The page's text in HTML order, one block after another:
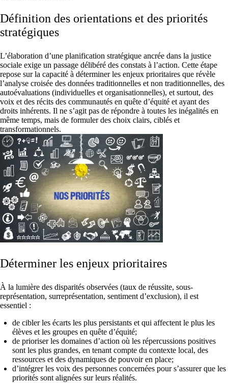
Définition des orientations et des priorités
stratégiques
L’élaboration d’une planification stratégique ancrée dans la justice
sociale exige un passage délibéré des constats à l’action. Cette étape
repose sur la capacité à déterminer les enjeux prioritaires que révèle
l’analyse croisée des données traditionnelles et non traditionnelles, des
autoévaluations (individuelles et organisationnelles), et surtout, des
voix et des récits des communautés en quête d’équité et ayant des
droits inhérents. Il ne s’agit pas de répondre à toutes les inégalités en
même temps, mais de formuler des choix clairs, ciblés et
transformationnels.
Diapositive 1 sur 3
Déterminer les enjeux prioritaires
À la lumière des disparités observées (taux de réussite, sous-
représentation, surreprésentation, sentiment d’exclusion), il est
essentiel :
de cibler les écarts les plus persistants et qui affectent le plus les
élèves et les groupes en quête d’équité;
de prioriser les domaines d’action où les répercussions positives
sont les plus grandes, en tenant compte du contexte local, des
ressources et des dynamiques de pouvoir en place;
d’intégrer les voix des personnes concernées pour s’assurer que les
priorités sont alignées sur leurs réalités.